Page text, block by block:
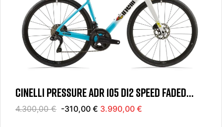
CINELLI PRESSURE ADR 105 DI2 SPEED FADED
BLUE
4.300,00 € -310,00 € 3.990,00 €